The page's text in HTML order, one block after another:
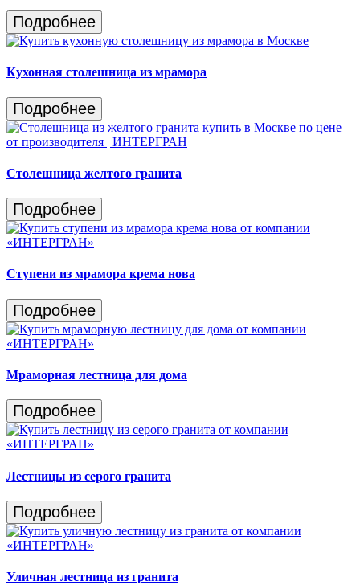
Подробнее
Кухонная столешница из мрамора
Подробнее
Столешница желтого гранита
Подробнее
Ступени из мрамора крема нова
Подробнее
Мраморная лестница для дома
Подробнее
Лестницы из серого гранита
Подробнее
Уличная лестница из гранита